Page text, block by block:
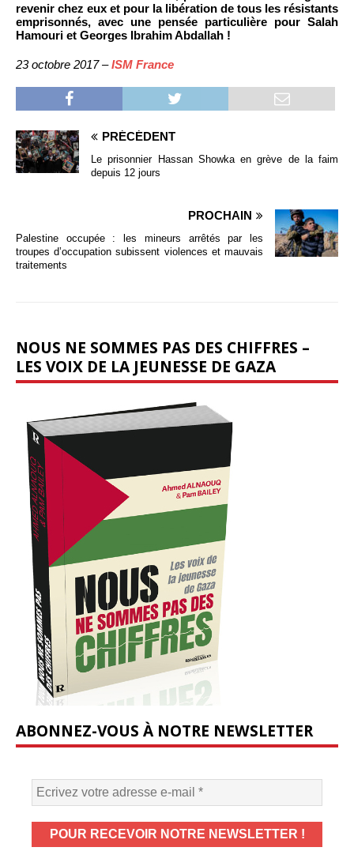
revenir chez eux et pour la libération de tous les résistants
emprisonnés, avec une pensée particulière pour Salah
Hamouri et Georges Ibrahim Abdallah !
23 octobre 2017 –ISM France
PRÉCÉDENT
Le prisonnier Hassan Showka en grève de la faim
depuis 12 jours
PROCHAIN
Palestine occupée : les mineurs arrêtés par les
troupes d’occupation subissent violences et mauvais
traitements
NOUS NE SOMMES PAS DES CHIFFRES –
LES VOIX DE LA JEUNESSE DE GAZA
ABONNEZ-VOUS À NOTRE NEWSLETTER